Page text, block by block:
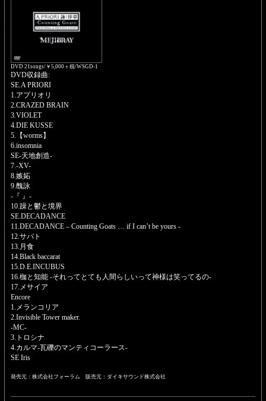
DVD 21songs/￥5,000＋税/WSGD-1
DVD収録曲:
SE.A PRIORI
1.アプリオリ
2.CRAZED BRAIN
3.VIOLET
4.DIE KUSSE
5.【worms】
6.insomnia
SE-天地創造-
7.-XV-
8.嫉妬
9.醜詠
-『 』-
10.躁と鬱と境界
SE.DECADANCE
11.DECADANCE – Counting Goats … if I can’t be yours -
12.サバト
13.月食
14.Black baccarat
15.D.E.INCUBUS
16.枷と知能 -それってとても人間らしいって神様は笑ってるの-
17.メサイア
Encore
1.メランコリア
2.Invisible Tower maker.
-MC-
3.トロシナ
4.カルマ-瓦礫のマンティコーラース-
SE Iris
発売元：株式会社フォーラム 販売元：ダイキサウンド株式会社